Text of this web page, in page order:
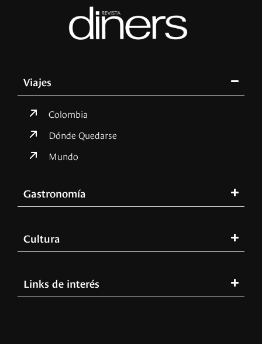
Viajes
Colombia
Dónde Quedarse
Mundo
Gastronomía
Cultura
Links de interés